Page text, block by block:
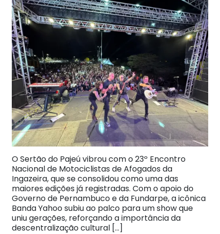
O Sertão do Pajeú vibrou com o 23º Encontro
Nacional de Motociclistas de Afogados da
Ingazeira, que se consolidou como uma das
maiores edições já registradas. Com o apoio do
Governo de Pernambuco e da Fundarpe, a icônica
Banda Yahoo subiu ao palco para um show que
uniu gerações, reforçando a importância da
descentralização cultural […]